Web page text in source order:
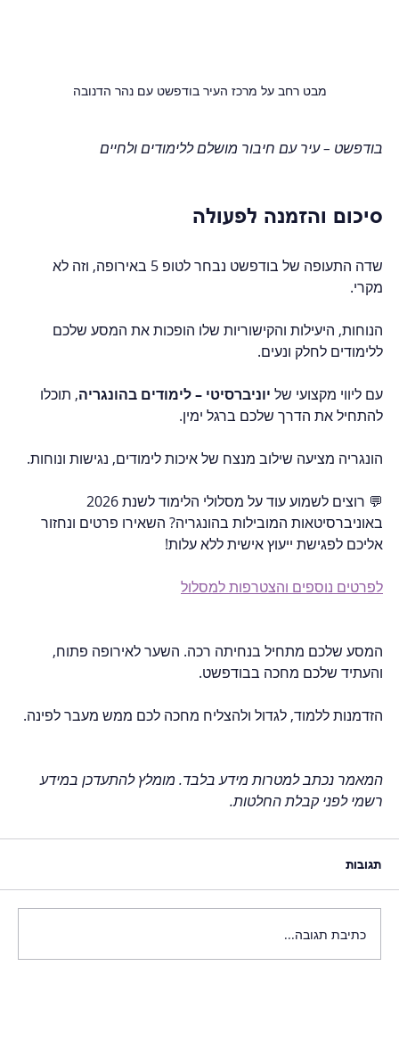
מבט רחב על מרכז העיר בודפשט עם נהר הדנובה
בודפשט – עיר עם חיבור מושלם ללימודים ולחיים
סיכום והזמנה לפעולה
שדה התעופה של בודפשט נבחר לטופ 5 באירופה, וזה לא
מקרי.
הנוחות, היעילות והקישוריות שלו הופכות את המסע שלכם
ללימודים לחלק ונעים.
עם ליווי מקצועי של יוניברסיטי – לימודים בהונגריה, תוכלו
להתחיל את הדרך שלכם ברגל ימין.
הונגריה מציעה שילוב מנצח של איכות לימודים, נגישות ונוחות.
באוניברסיטאות המובילות בהונגריה? השאירו פרטים ונחזור
אליכם לפגישת ייעוץ אישית ללא עלות!
לפרטים נוספים והצטרפות למסלול
המסע שלכם מתחיל בנחיתה רכה. השער לאירופה פתוח,
והעתיד שלכם מחכה בבודפשט.
הזדמנות ללמוד, לגדול ולהצליח מחכה לכם ממש מעבר לפינה.
המאמר נכתב למטרות מידע בלבד. מומלץ להתעדכן במידע
רשמי לפני קבלת החלטות.
תגובות
כתיבת תגובה...